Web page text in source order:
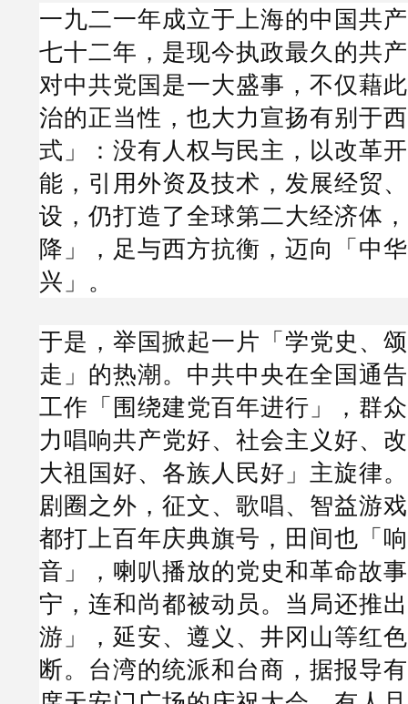
一九二一年成立于上海的中国共
七十二年，是现今执政最久的共
对中共党国是一大盛事，不仅藉
治的正当性，也大力宣扬有别于
式」：没有人权与民主，以改革
能，引用外资及技术，发展经贸
设，仍打造了全球第二大经济体
降」，足与西方抗衡，迈向「中
兴」。
于是，举国掀起一片「学党史、
走」的热潮。中共中央在全国通
工作「围绕建党百年进行」，群
力唱响共产党好、社会主义好、
大祖国好、各族人民好」主旋律
剧圈之外，征文、歌唱、智益游
都打上百年庆典旗号，田间也「
音」，喇叭播放的党史和革命故
宁，连和尚都被动员。当局还推
游」，延安、遵义、井冈山等红
断。台湾的统派和台商，据报导